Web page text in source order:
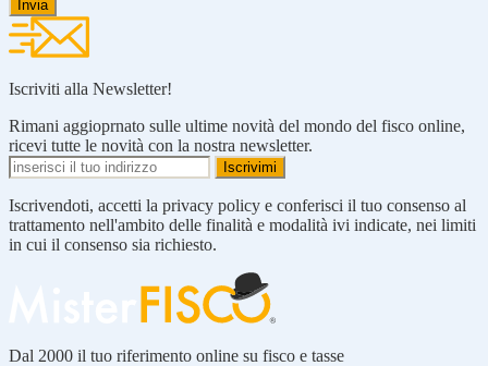
Iscriviti alla Newsletter!
Rimani aggioprnato sulle ultime novità del mondo del fisco online,
ricevi tutte le novità con la nostra newsletter.
Iscrivendoti, accetti la privacy policy e conferisci il tuo consenso al
trattamento nell'ambito delle finalità e modalità ivi indicate, nei limiti
in cui il consenso sia richiesto.
Dal 2000 il tuo riferimento online su fisco e tasse